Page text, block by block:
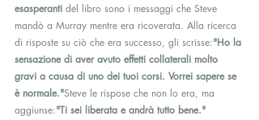
esasperanti del libro sono i messaggi che Steve
mandò a Murray mentre era ricoverata. Alla ricerca
di risposte su ciò che era successo, gli scrisse:"Ho la
sensazione di aver avuto effetti collaterali molto
gravi a causa di uno dei tuoi corsi. Vorrei sapere se
è normale."Steve le rispose che non lo era, ma
aggiunse:"Ti sei liberata e andrà tutto bene."